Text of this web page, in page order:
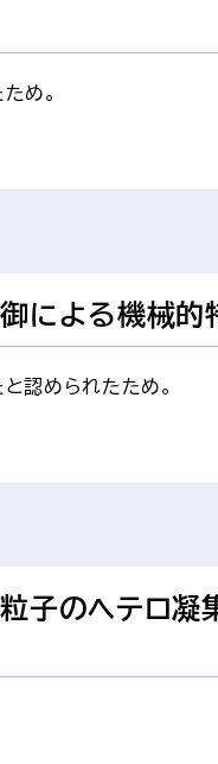
め。
による機械
認められたため。
子のヘテロ凝